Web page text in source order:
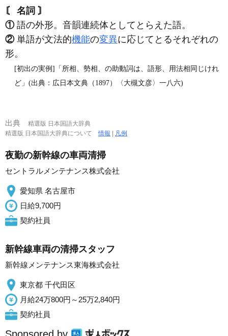
〘 名詞 〙
①語の外形。音韻連続体としてとらえた語。
②単語が文法的機能の変異に応じてとるそれぞれの
形。
[初出の実例]「所相、勢相、の助動詞は、語形、用法相同じけれ
ど」(出典：広日本文典（1897）〈大槻文彦〉一八六)
出典
精選版 日本国語大辞典
精選版 日本国語大辞典について情報 | 凡例
夜勤の新幹線の車両清掃
セントラルメンテナンス株式会社
愛知県 名古屋市
日給9,700円
契約社員
新幹線車両の清掃スタッフ
新幹線メンテナンス東海株式会社
東京都 千代田区
月給24万800円～25万2,840円
契約社員
Sponsored by